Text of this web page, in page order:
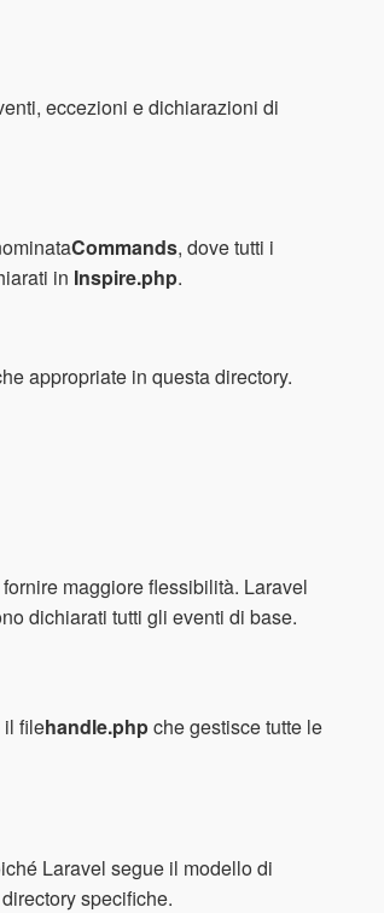
eccezioni e dichiarazioni di
Commands, dove tutti i
in Inspire.php.
appropriate in questa directory.
maggiore flessibilità. Laravel
dichiarati tutti gli eventi di base.
il filehandle.phpche gestisce tutte le
Laravel segue il modello di
specifiche.